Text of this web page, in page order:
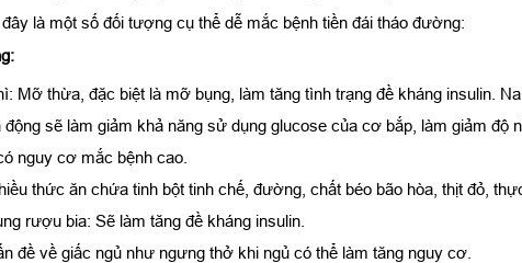
là một số đối tượng cụ thể dễ mắc bệnh tiền đái tháo đường:
Mỡ thừa, đặc biệt là mỡ bụng, làm tăng tình trạng đề kháng insulin.
động sẽ làm giảm khả năng sử dụng glucose của cơ bắp, làm giảm độ
nguy cơ mắc bệnh cao.
thức ăn chứa tinh bột tinh chế, đường, chất béo bão hòa, thịt đỏ,
rượu bia: Sẽ làm tăng đề kháng insulin.
đề về giấc ngủ như ngưng thở khi ngủ có thể làm tăng nguy cơ.